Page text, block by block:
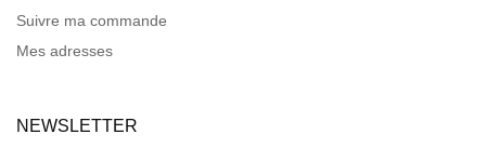
Suivre ma commande
Mes adresses
NEWSLETTER